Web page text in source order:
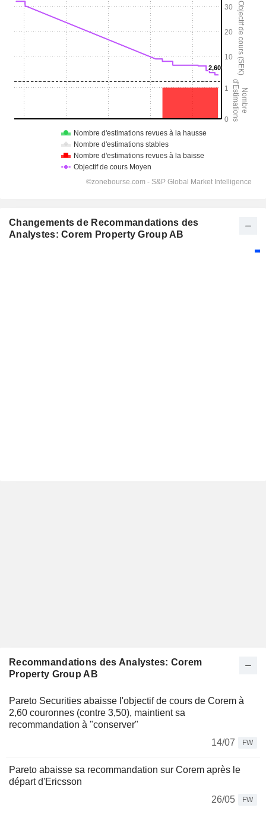
Changements de Recommandations des
Analystes: Corem Property Group AB
Recommandations des Analystes: Corem
Property Group AB
Pareto Securities abaisse l'objectif de cours de Corem à
2,60 couronnes (contre 3,50), maintient sa
recommandation à "conserver"
14/07
FW
Pareto abaisse sa recommandation sur Corem après le
départ d'Ericsson
26/05
FW